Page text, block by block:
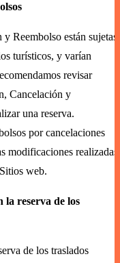
Reembolso están sujetas
turísticos, y varían
revisar
Cancelación y
una reserva.
por cancelaciones
modificaciones realizadas
web.
la reserva de los
de los traslados